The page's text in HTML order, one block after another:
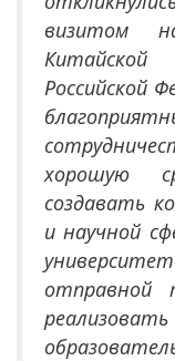
визитом
Китайской
Российской
хорошую
создавать
и научной
отправной